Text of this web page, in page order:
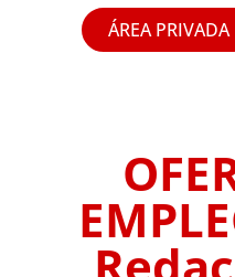
ÁREA PRIVADA